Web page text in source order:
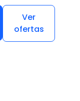
Ver
ofertas